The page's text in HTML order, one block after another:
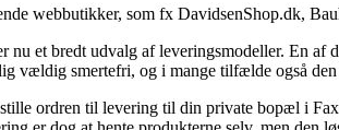
webbutikker, som fx DavidsenShop.dk,
nu et bredt udvalg af leveringsmodeller. En
vældig smertefri, og i mange tilfælde også den
ordren til levering til din private bopæl i